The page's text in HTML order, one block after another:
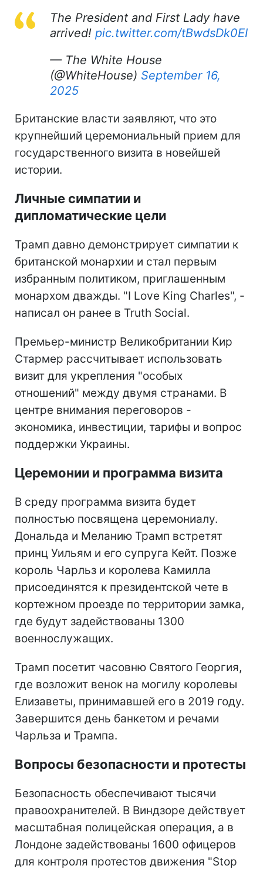
The President and First Lady have
arrived! pic.twitter.com/tBwdsDk0EI
— The White House
(@WhiteHouse) September 16,
2025
Британские власти заявляют, что это
крупнейший церемониальный прием для
государственного визита в новейшей
истории.
Личные симпатии и
дипломатические цели
Трамп давно демонстрирует симпатии к
британской монархии и стал первым
избранным политиком, приглашенным
монархом дважды. "I Love King Charles", -
написал он ранее в Truth Social.
Премьер-министр Великобритании Кир
Стармер рассчитывает использовать
визит для укрепления "особых
отношений" между двумя странами. В
центре внимания переговоров -
экономика, инвестиции, тарифы и вопрос
поддержки Украины.
Церемонии и программа визита
В среду программа визита будет
полностью посвящена церемониалу.
Дональда и Меланию Трамп встретят
принц Уильям и его супруга Кейт. Позже
король Чарльз и королева Камилла
присоединятся к президентской чете в
кортежном проезде по территории замка,
где будут задействованы 1300
военнослужащих.
Трамп посетит часовню Святого Георгия,
где возложит венок на могилу королевы
Елизаветы, принимавшей его в 2019 году.
Завершится день банкетом и речами
Чарльза и Трампа.
Вопросы безопасности и протесты
Безопасность обеспечивают тысячи
правоохранителей. В Виндзоре действует
масштабная полицейская операция, а в
Лондоне задействованы 1600 офицеров
для контроля протестов движения "Stop